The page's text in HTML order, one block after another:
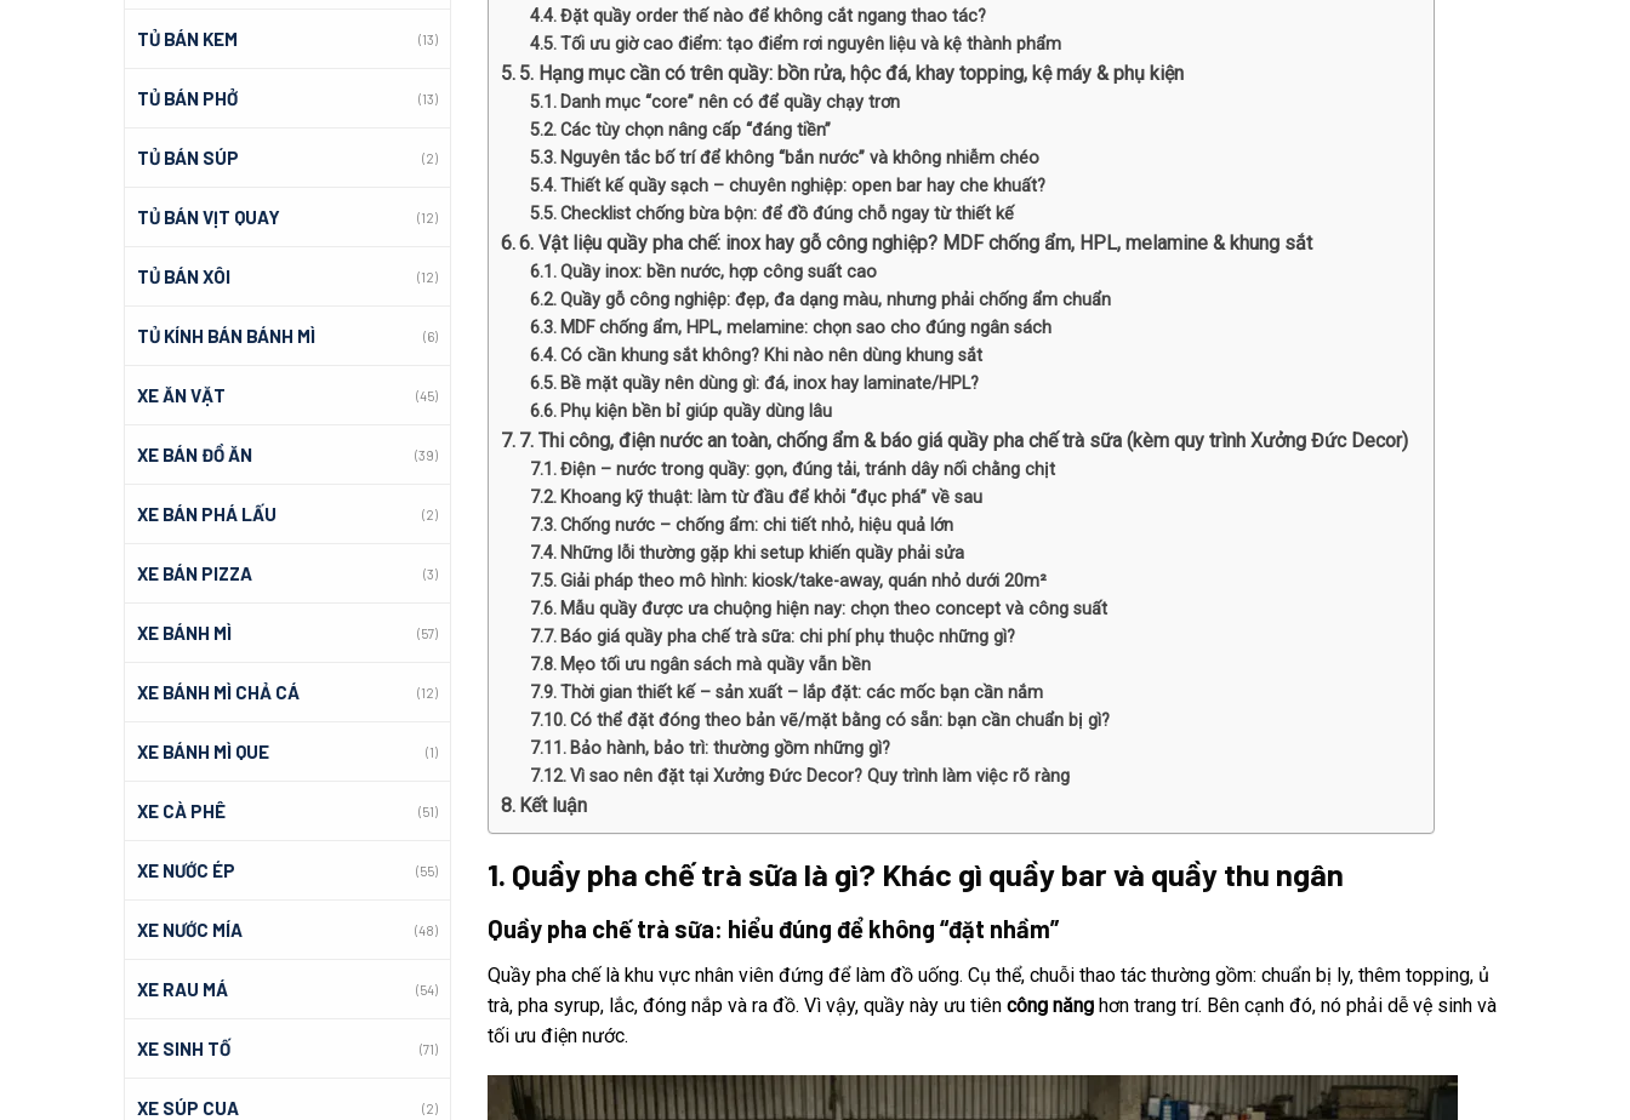
TỦ BÁN KEM (13)
TỦ BÁN PHỞ (13)
TỦ BÁN SÚP (2)
TỦ BÁN VỊT QUAY (12)
TỦ BÁN XÔI (12)
TỦ KÍNH BÁN BÁNH MÌ (6)
XE ĂN VẶT (45)
XE BÁN ĐỒ ĂN (39)
XE BÁN PHÁ LẤU (2)
XE BÁN PIZZA (3)
XE BÁNH MÌ (57)
XE BÁNH MÌ CHẢ CÁ (12)
XE BÁNH MÌ QUE (1)
XE CÀ PHÊ (51)
XE NƯỚC ÉP (55)
XE NƯỚC MÍA (48)
XE RAU MÁ (54)
XE SINH TỐ (71)
XE SÚP CUA (2)
Đặt quầy order thế nào để không cắt ngang thao tác?
Tối ưu giờ cao điểm: tạo điểm rơi nguyên liệu và kệ thành phẩm
5. Hạng mục cần có trên quầy: bồn rửa, hộc đá, khay topping, kệ máy & phụ kiện
Danh mục “core” nên có để quầy chạy trơn
Các tùy chọn nâng cấp “đáng tiền”
Nguyên tắc bố trí để không “bắn nước” và không nhiễm chéo
Thiết kế quầy sạch – chuyên nghiệp: open bar hay che khuất?
Checklist chống bừa bộn: để đồ đúng chỗ ngay từ thiết kế
6. Vật liệu quầy pha chế: inox hay gỗ công nghiệp? MDF chống ẩm, HPL, melamine & khung sắt
Quầy inox: bền nước, hợp công suất cao
Quầy gỗ công nghiệp: đẹp, đa dạng màu, nhưng phải chống ẩm chuẩn
MDF chống ẩm, HPL, melamine: chọn sao cho đúng ngân sách
Có cần khung sắt không? Khi nào nên dùng khung sắt
Bề mặt quầy nên dùng gì: đá, inox hay laminate/HPL?
Phụ kiện bền bỉ giúp quầy dùng lâu
7. Thi công, điện nước an toàn, chống ẩm & báo giá quầy pha chế trà sữa (kèm quy trình Xưởng Đức Decor)
Điện – nước trong quầy: gọn, đúng tải, tránh dây nối chằng chịt
Khoang kỹ thuật: làm từ đầu để khỏi “đục phá” về sau
Chống nước – chống ẩm: chi tiết nhỏ, hiệu quả lớn
Những lỗi thường gặp khi setup khiến quầy phải sửa
Giải pháp theo mô hình: kiosk/take-away, quán nhỏ dưới 20m²
Mẫu quầy được ưa chuộng hiện nay: chọn theo concept và công suất
Báo giá quầy pha chế trà sữa: chi phí phụ thuộc những gì?
Mẹo tối ưu ngân sách mà quầy vẫn bền
Thời gian thiết kế – sản xuất – lắp đặt: các mốc bạn cần nắm
Có thể đặt đóng theo bản vẽ/mặt bằng có sẵn: bạn cần chuẩn bị gì?
Bảo hành, bảo trì: thường gồm những gì?
Vì sao nên đặt tại Xưởng Đức Decor? Quy trình làm việc rõ ràng
Kết luận
1. Quầy pha chế trà sữa là gì? Khác gì quầy bar và quầy thu ngân
Quầy pha chế trà sữa: hiểu đúng để không “đặt nhầm”
Quầy pha chế là khu vực nhân viên đứng để làm đồ uống. Cụ thể, chuỗi thao tác thường gồm: chuẩn bị ly, thêm topping, ủ
trà, pha syrup, lắc, đóng nắp và ra đồ. Vì vậy, quầy này ưu tiên công năng hơn trang trí. Bên cạnh đó, nó phải dễ vệ sinh và
tối ưu điện nước.